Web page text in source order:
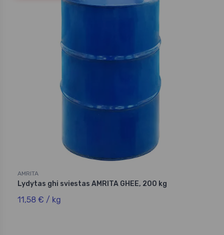
AMRITA
Lydytas ghi sviestas AMRITA GHEE, 200 kg
11,58 € / kg